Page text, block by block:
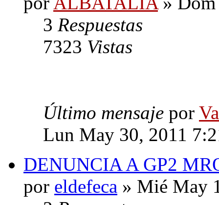
3 Respuestas
7323 Vistas
Último mensaje por
Lun May 30, 2011
DENUNCIA A GP2
por eldefeca » Mié May